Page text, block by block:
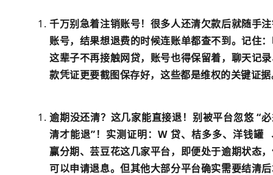
千万别急着注销账号！很多人还清欠款后就随手
账号，结果想退费的时候连账单都查不到。记住
这辈子不再接触网贷，账号也得保留着，聊天记
款凭证更要截图保存好，这些都是维权的关键证
逾期没还清？这几家能直接退！别被平台忽悠 “
清才能退”！实测证明：W 贷、桔多多、 洋钱罐
赢分期、芸豆花这几家平台，即便处于逾期状态
可以申请退息。但其他大部分平台确实需要结清